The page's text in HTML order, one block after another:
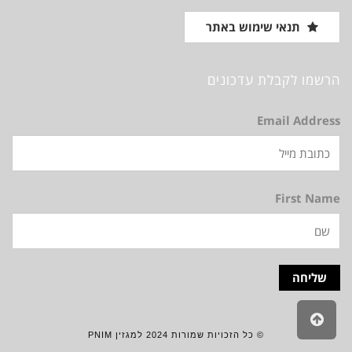
תנאי שימוש באתר
הרשמו לקבלת עדכונים
Email Address
First Name
© כל הזכויות שמורות 2024 למגזין PNIM
גלילה
לראש